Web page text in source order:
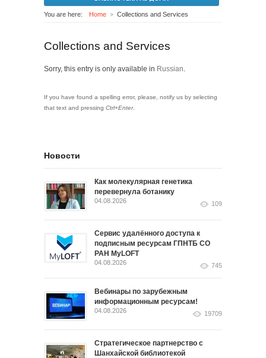
You are here: Home Collections and Services
Collections and Services
Sorry, this entry is only available in Russian.
If you have found a spelling error, please, notify us by selecting
that text and pressing Ctrl+Enter.
Новости
Как молекулярная генетика
перевернула ботанику
04.08.2026 109
Сервис удалённого доступа к
подписным ресурсам ГПНТБ СО
РАН MyLOFT
04.08.2026 745
Вебинары по зарубежным
информационным ресурсам!
04.08.2026 19709
Стратегическое партнерство с
Шанхайской библиотекой